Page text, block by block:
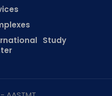
Study